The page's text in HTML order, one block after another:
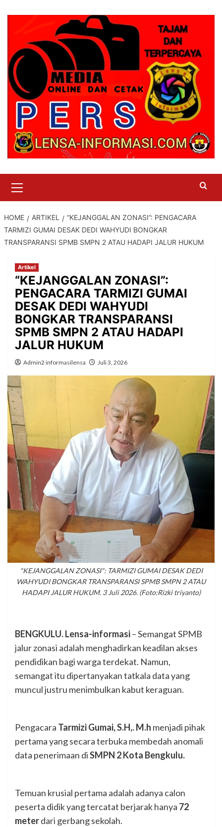
Menu
HOME ARTIKEL
“KEJANGGALAN ZONASI”: PENGACARA
TARMIZI GUMAI DESAK DEDI WAHYUDI BONGKAR
TRANSPARANSI SPMB SMPN 2 ATAU HADAPI JALUR HUKUM
Artikel
“KEJANGGALAN ZONASI”:
PENGACARA TARMIZI GUMAI
DESAK DEDI WAHYUDI
BONGKAR TRANSPARANSI
SPMB SMPN 2 ATAU HADAPI
JALUR HUKUM
Admin2 informasilensa Juli 3, 2026
"KEJANGGALAN ZONASI": TARMIZI GUMAI DESAK DEDI
WAHYUDI BONGKAR TRANSPARANSI SPMB SMPN 2 ATAU
HADAPI JALUR HUKUM. 3 Juli 2026. (Foto:Rizki triyanto)
BENGKULU. Lensa-informasi– Semangat SPMB
jalur zonasi adalah menghadirkan keadilan akses
pendidikan bagi warga terdekat. Namun,
semangat itu dipertanyakan tatkala data yang
muncul justru menimbulkan kabut keraguan.
Pengacara Tarmizi Gumai, S.H,. M.h menjadi pihak
pertama yang secara terbuka membedah anomali
data penerimaan diSMPN 2 Kota Bengkulu.
Temuan krusial pertama adalah adanya calon
peserta didik yang tercatat berjarak hanya 72
meterdari gerbang sekolah.